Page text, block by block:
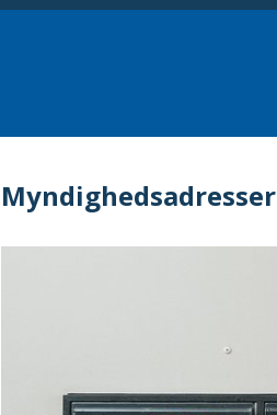
Myndighedsadresser